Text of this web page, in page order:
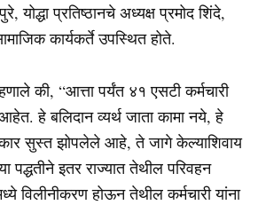
योद्धा प्रतिष्ठानचे अध्यक्ष प्रमोद शिंदे,
कार्यकर्ते उपस्थित होते.
की, “आत्ता पर्यंत ४१ एसटी कर्मचारी
हे बलिदान व्यर्थ जाता कामा नये, हे
सुस्त झोपलेले आहे, ते जागे केल्याशिवाय
पद्धतीने इतर राज्यात तेथील परिवहन
विलीनीकरण होऊन तेथील कर्मचारी यांना